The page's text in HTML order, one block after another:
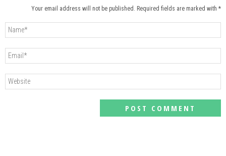
Your email address will not be published. Required fields are marked with *